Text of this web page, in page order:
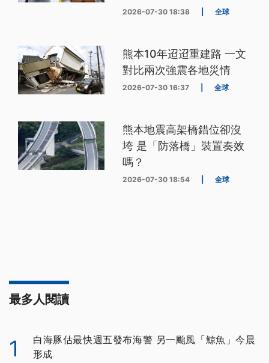
2026-07-30 18:38 全球
熊本10年迢迢重建路 一文
對比兩次強震各地災情
2026-07-30 16:37 全球
熊本地震高架橋錯位卻沒
垮 是「防落橋」裝置奏效
嗎？
2026-07-30 18:54 全球
最多人閱讀
1
白海豚估最快週五發布海警 另一颱風「鯨魚」今晨
形成